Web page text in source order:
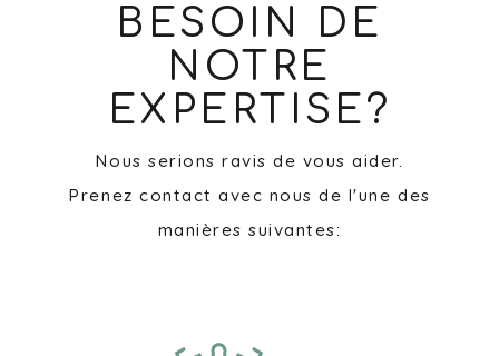
BESOIN DE
NOTRE
EXPERTISE?
Nous serions ravis de vous aider.
Prenez contact avec nous de l'une des
manières suivantes: